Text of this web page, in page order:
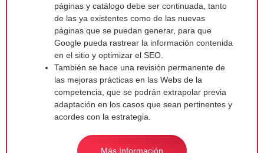
páginas y catálogo debe ser continuada, tanto
de las ya existentes como de las nuevas
páginas que se puedan generar, para que
Google pueda rastrear la información contenida
en el sitio y optimizar el SEO.
También se hace una revisión permanente de
las mejoras prácticas en las Webs de la
competencia, que se podrán extrapolar previa
adaptación en los casos que sean pertinentes y
acordes con la estrategia.
Más Información